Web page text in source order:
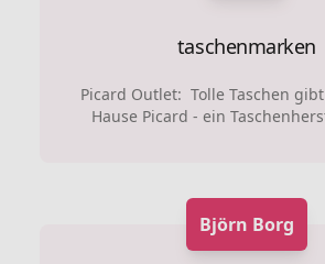
taschenmarken
Picard Outlet: Tolle Taschen
Hause Picard - ein
Björn Borg